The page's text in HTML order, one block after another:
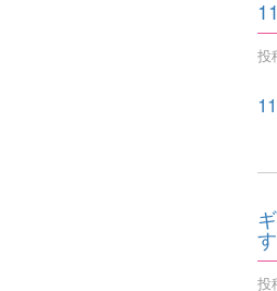
投
投